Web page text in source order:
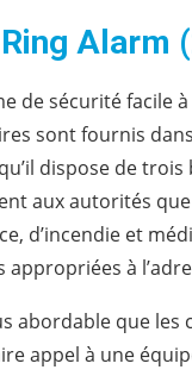
Alarm
de sécurité facile
sont fournis
dispose de
aux autorités
d’incendie et
à
abordable que les
appel à une